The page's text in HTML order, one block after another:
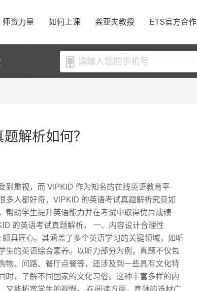
师资力量 如何上课 龚亚夫教授 ETS官方合作
解析如何？
到重视，而 VIPKID 作为知名的在线英语教育平
多人都好奇，VIPKID 的英语考试真题解析究竟如
帮助学生提升英语能力并在考试中取得优异成绩
的英语考试真题解析。 一、内容设计合理性
具匠心。其涵盖了多个英语学习的关键领域，如听
生的英语综合素养。以听力部分为例，真题不仅包
物、问路、餐厅点餐等，还涉及到一些具有文化特
时，了解不同国家的文化习俗。这种丰富多样的内
又能拓宽学生的视野。 在阅读方面，真题的选材广